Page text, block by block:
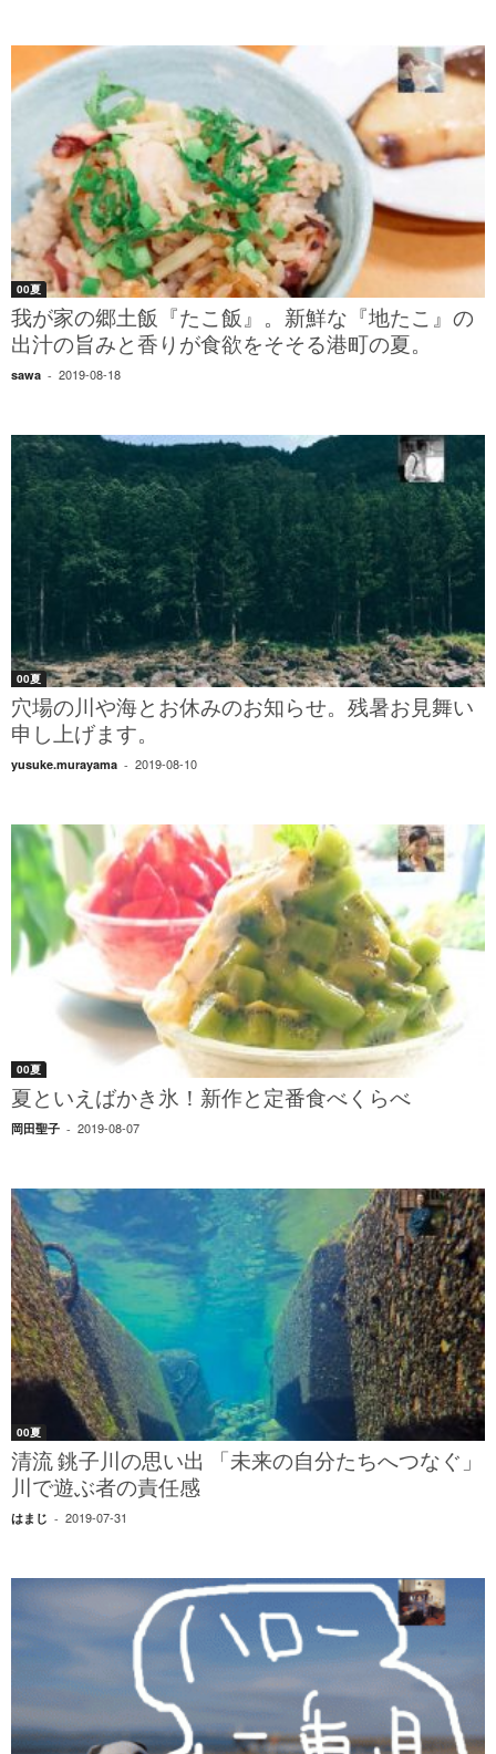
00夏
我が家の郷土飯『たこ飯』。新鮮な『地たこ』の
出汁の旨みと香りが食欲をそそる港町の夏。
sawa - 2019-08-18
00夏
穴場の川や海とお休みのお知らせ。残暑お見舞い
申し上げます。
yusuke.murayama - 2019-08-10
00夏
夏といえばかき氷！新作と定番食べくらべ
岡田聖子 - 2019-08-07
00夏
清流 銚子川の思い出 「未来の自分たちへつなぐ」
川で遊ぶ者の責任感
はまじ - 2019-07-31